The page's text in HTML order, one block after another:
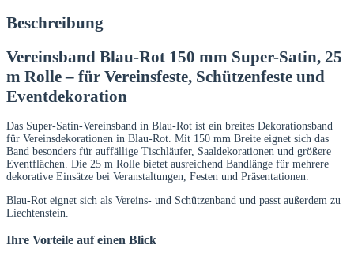
Beschreibung
Vereinsband Blau-Rot 150 mm Super-Satin, 25
m Rolle – für Vereinsfeste, Schützenfeste und
Eventdekoration
Das Super-Satin-Vereinsband in Blau-Rot ist ein breites Dekorationsband
für Vereinsdekorationen in Blau-Rot. Mit 150 mm Breite eignet sich das
Band besonders für auffällige Tischläufer, Saaldekorationen und größere
Eventflächen. Die 25 m Rolle bietet ausreichend Bandlänge für mehrere
dekorative Einsätze bei Veranstaltungen, Festen und Präsentationen.
Blau-Rot eignet sich als Vereins- und Schützenband und passt außerdem zu
Liechtenstein.
Ihre Vorteile auf einen Blick